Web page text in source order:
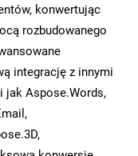
konwertując
rozbudowanego
integrację z innymi
jak Aspose.Words,